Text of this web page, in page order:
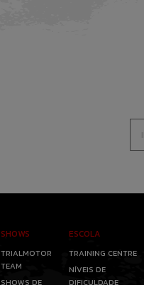
SHOWS
TRIALMOTOR
TEAM
SHOWS DE
ESCOLA
TRAINING CENTRE
NÍVEIS DE
DIFICULDADE